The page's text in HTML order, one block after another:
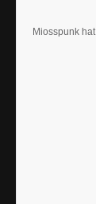
Miosspunk